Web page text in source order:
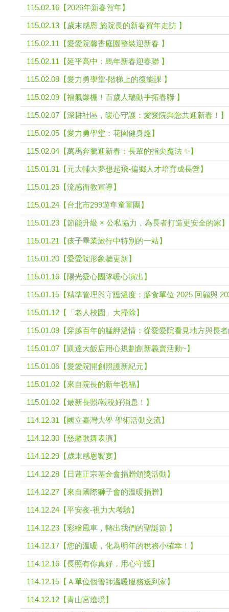
115.02.16【2026年新春賀年】
115.02.13【歲末感恩 施院長的新春賀年走訪 】
115.02.11【愛愛院馨香庭園整裝迎新春 】
115.02.11【延平高中：馬年新春迎春聯 】
115.02.09【愛力勇學堂-階梯上的復能課 】
115.02.09【福氣爆棚！百歲人瑞動手拓春聯 】
115.02.07【深耕社區，暖心守護：愛愛院與您共迎新春！】
115.02.05【愛力勇學堂：花園健身趣】
115.02.04【萬馬奔騰迎新春：長輩的指尖魔法 ✨】
115.01.31【元大輔大夢想起飛-偏鄉人才培育成長營】
115.01.26【流感衛教宣導】
115.01.24【台北市299遊隼童軍團】
115.01.23【節能升級 × 公私協力，為長者打造更安全的家】
115.01.21【孩子畢業旅行中特別的一站】
115.01.20【愛愛院形象牆更新】
115.01.16【陽光愛心團隊暖心演出】
115.01.15【精準管理與守護溫度：膳食單位 2025 回顧與
115.01.12【「老人校園」大掃除】
115.01.09【穿越百年的艋舺溫情：從愛愛院看見地方與長
115.01.07【凱達大飯店用心規劃創新義賣活動~】
115.01.06【愛愛院開創照護新紀元】
115.01.02【來自院長的新年祝福】
115.01.02【最新長照/報稅好消息！】
114.12.31【國立臺灣大學 學術活動交流】
114.12.30【慈馨歌舞表演】
114.12.29【歲末感恩饗宴】
114.12.28【日蓮正宗基金會捐贈頒獎活動】
114.12.27【來自國際獅子會的溫暖捐贈】
114.12.24【平安夜-視力大考驗】
114.12.23【彩繪風車，轉出我們的聖誕節 】
114.12.17【您的溫暖，化為明年的稅務小確幸！】
114.12.16【長照有你真好，用心守護】
114.12.15【Ａ單位個管師溫暖服務送到家】
114.12.12【青山宮遶境】